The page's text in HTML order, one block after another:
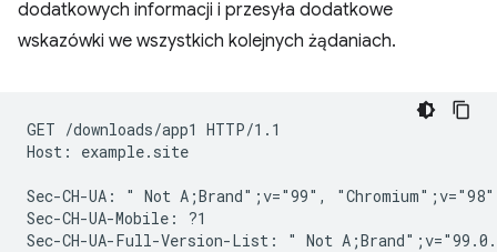
dodatkowych informacji i przesyła dodatkowe
wskazówki we wszystkich kolejnych żądaniach.
GET /downloads/app1 HTTP/1.1
Host: example.site
Sec-CH-UA: " Not A;Brand";v="99",
Sec-CH-UA-Mobile: ?1
Sec-CH-UA-Full-Version-List: " Not